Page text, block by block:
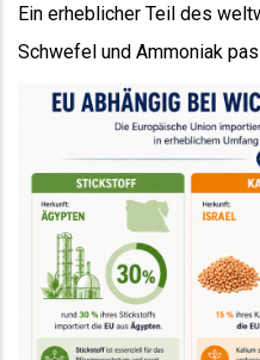
Ein erheblicher Teil des
Schwefel und Ammoniak